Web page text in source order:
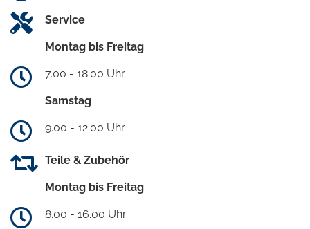
Service
Montag bis Freitag
7.00 - 18.00 Uhr
Samstag
9.00 - 12.00 Uhr
Teile & Zubehör
Montag bis Freitag
8.00 - 16.00 Uhr